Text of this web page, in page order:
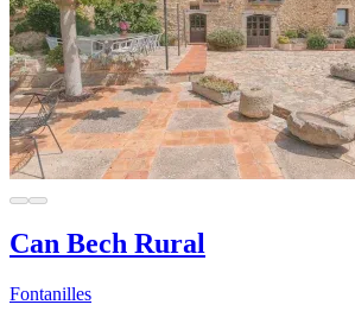
Can Bech Rural
Fontanilles